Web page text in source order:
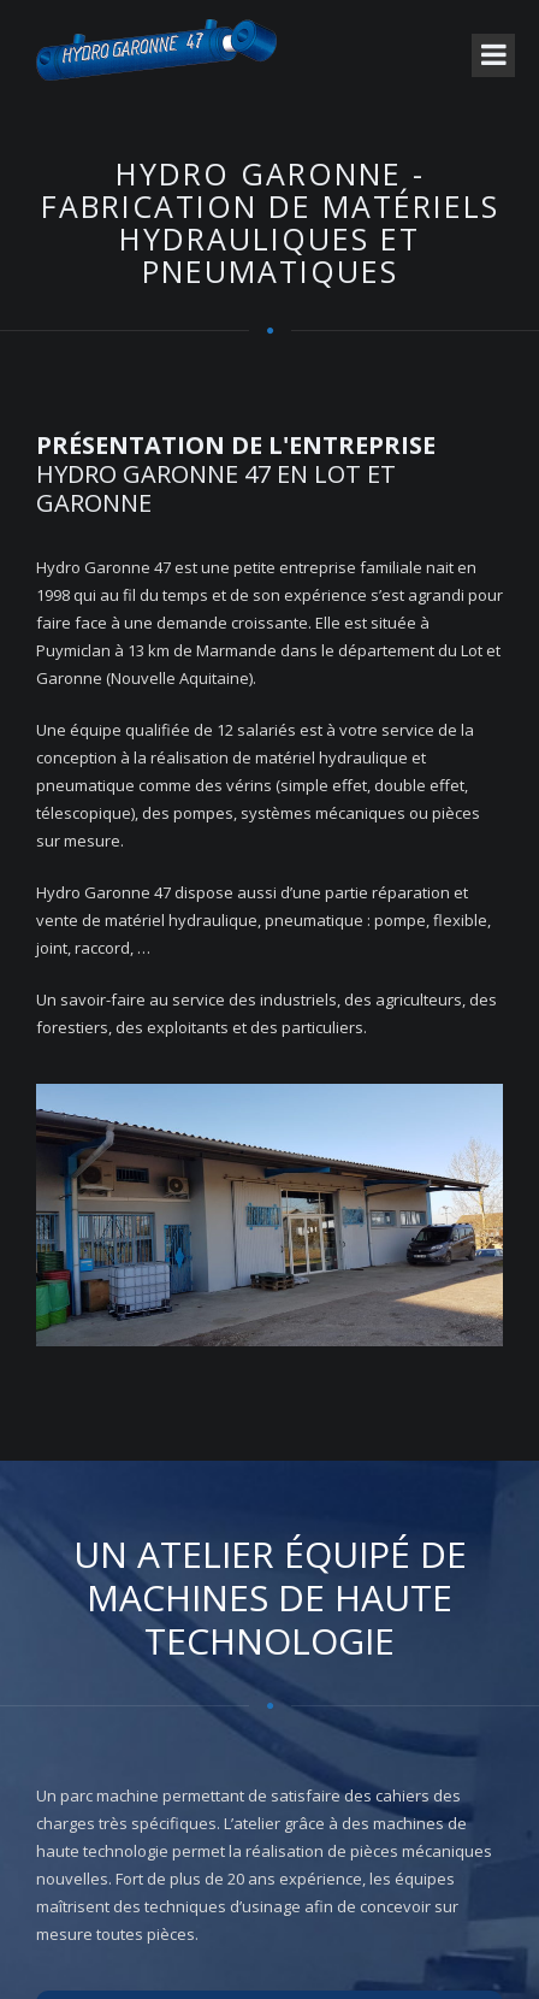
HYDRO GARONNE -
FABRICATION DE MATÉRIELS
HYDRAULIQUES ET
PNEUMATIQUES
PRÉSENTATION DE L'ENTREPRISE
HYDRO GARONNE 47 EN LOT ET
GARONNE
Hydro Garonne 47 est une petite entreprise familiale nait en
1998 qui au fil du temps et de son expérience s’est agrandi pour
faire face à une demande croissante. Elle est située à
Puymiclan à 13 km de Marmande dans le département du Lot et
Garonne (Nouvelle Aquitaine).
Une équipe qualifiée de 12 salariés est à votre service de la
conception à la réalisation de matériel hydraulique et
pneumatique comme des vérins (simple effet, double effet,
télescopique), des pompes, systèmes mécaniques ou pièces
sur mesure.
Hydro Garonne 47 dispose aussi d’une partie réparation et
vente de matériel hydraulique, pneumatique : pompe, flexible,
joint, raccord, …
Un savoir-faire au service des industriels, des agriculteurs, des
forestiers, des exploitants et des particuliers.
UN ATELIER ÉQUIPÉ DE
MACHINES DE HAUTE
TECHNOLOGIE
Un parc machine permettant de satisfaire des cahiers des
charges très spécifiques. L’atelier grâce à des machines de
haute technologie permet la réalisation de pièces mécaniques
nouvelles. Fort de plus de 20 ans expérience, les équipes
maîtrisent des techniques d’usinage afin de concevoir sur
mesure toutes pièces.